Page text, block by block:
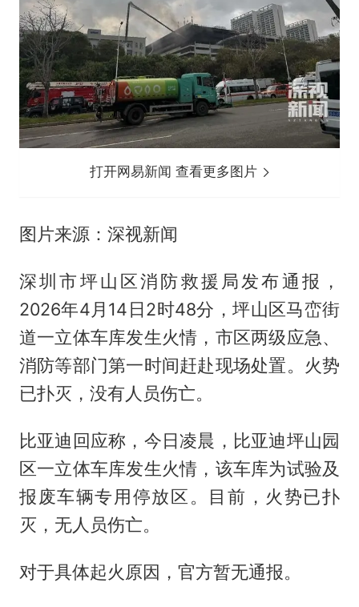
打开网易新闻 查看更多图片
图片来源：深视新闻
深圳市坪山区消防救援局发布通报，
2026年4月14日2时48分，坪山区马峦街
道一立体车库发生火情，市区两级应急、
消防等部门第一时间赶赴现场处置。火势
已扑灭，没有人员伤亡。
比亚迪回应称，今日凌晨，比亚迪坪山园
区一立体车库发生火情，该车库为试验及
报废车辆专用停放区。目前，火势已扑
灭，无人员伤亡。
对于具体起火原因，官方暂无通报。